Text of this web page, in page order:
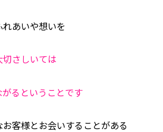
あいや想いを
さしいては
がるということです
客様とお会いすることがある